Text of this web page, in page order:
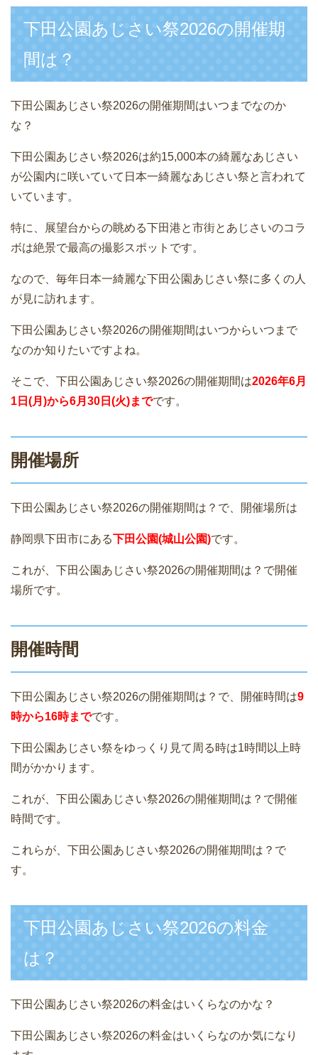
下田公園あじさい祭2026の開催期
間は？
下田公園あじさい祭2026の開催期間はいつまでなのか
な？
下田公園あじさい祭2026は約15,000本の綺麗なあじさい
が公園内に咲いていて日本一綺麗なあじさい祭と言われて
いています。
特に、展望台からの眺める下田港と市街とあじさいのコラ
ボは絶景で最高の撮影スポットです。
なので、毎年日本一綺麗な下田公園あじさい祭に多くの人
が見に訪れます。
下田公園あじさい祭2026の開催期間はいつからいつまで
なのか知りたいですよね。
そこで、下田公園あじさい祭2026の開催期間は2026年6月
1日(月)から6月30日(火)までです。
開催場所
下田公園あじさい祭2026の開催期間は？で、開催場所は
静岡県下田市にある下田公園(城山公園)です。
これが、下田公園あじさい祭2026の開催期間は？で開催
場所です。
開催時間
下田公園あじさい祭2026の開催期間は？で、開催時間は9
時から16時までです。
下田公園あじさい祭をゆっくり見て周る時は1時間以上時
間がかかります。
これが、下田公園あじさい祭2026の開催期間は？で開催
時間です。
これらが、下田公園あじさい祭2026の開催期間は？で
す。
下田公園あじさい祭2026の料金
は？
下田公園あじさい祭2026の料金はいくらなのかな？
下田公園あじさい祭2026の料金はいくらなのか気になり